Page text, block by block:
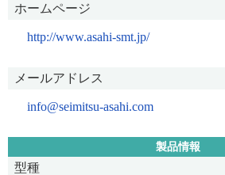
ホームページ
http://www.asahi-smt.jp/
メールアドレス
info@seimitsu-asahi.com
製品情報
型種